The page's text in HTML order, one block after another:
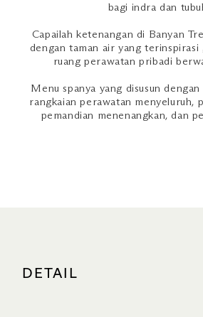
bagi indra dan
Capailah ketenangan di Banyan
dengan taman air yang terinspirasi
ruang perawatan pribadi
Menu spanya yang disusun
rangkaian perawatan menyeluruh,
pemandian menenangkan, dan
DETAIL